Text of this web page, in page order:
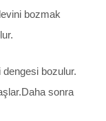
bozmak
dengesi bozulur.
sonra